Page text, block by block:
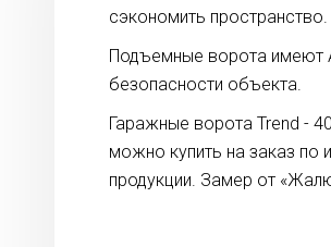
сэкономить пространство.
Подъемные ворота имеют
безопасности объекта.
Гаражные ворота Trend -
можно купить на заказ
продукции. Замер от